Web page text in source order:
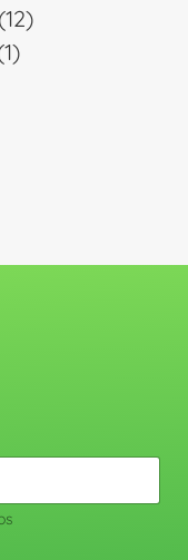
productos
1212
11